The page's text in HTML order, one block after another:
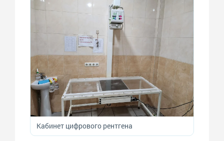
Кабинет цифрового рентгена